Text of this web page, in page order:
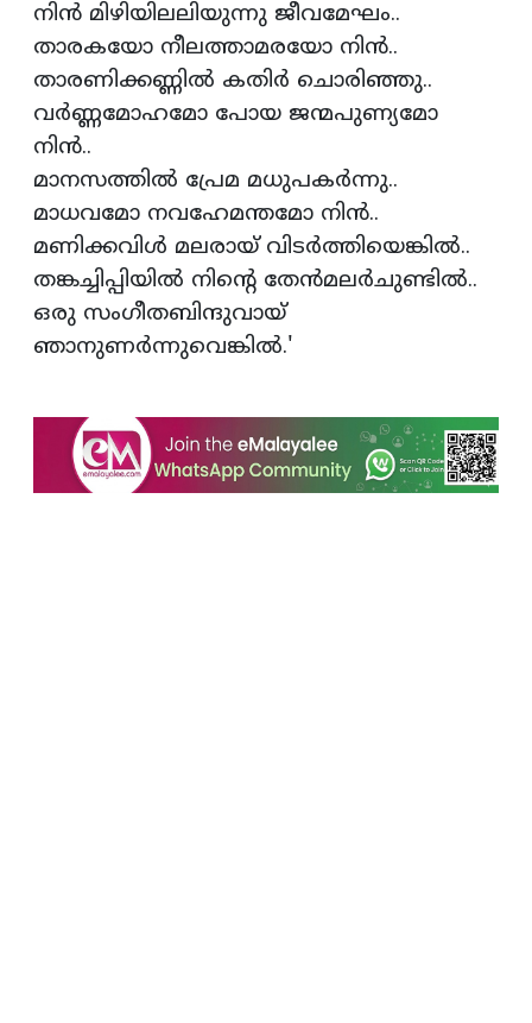
നിന്‍ മിഴിയിലലിയുന്നു ജീവമേഘം..
താരകയോ നീലത്താമരയോ നിന്‍..
താരണിക്കണ്ണില്‍ കതിര്‍ ചൊരിഞ്ഞു..
വര്‍ണ്ണമോഹമോ പോയ ജന്മപുണ്യമോ
നിന്‍..
മാനസത്തില്‍ പ്രേമ മധുപകര്‍ന്നു..
മാധവമോ നവഹേമന്തമോ നിന്‍..
മണിക്കവിള്‍ മലരായ് വിടര്‍ത്തിയെങ്കില്‍..
തങ്കച്ചിപ്പിയില്‍ നിന്റെ തേന്‍മലര്‍ചുണ്ടില്‍..
ഒരു സംഗീതബിന്ദുവായ്
ഞാനുണര്‍ന്നുവെങ്കില്‍.'